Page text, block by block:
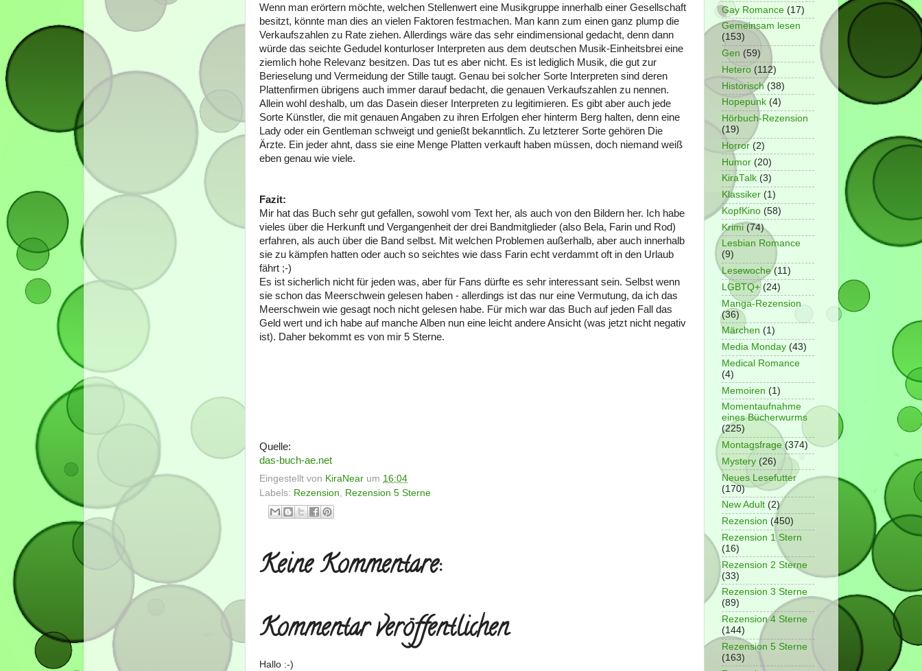
Wenn man erörtern möchte, welchen Stellenwert eine Musikgruppe innerhalb einer Gesellschaft
besitzt, könnte man dies an vielen Faktoren festmachen. Man kann zum einen ganz plump die
Verkaufszahlen zu Rate ziehen. Allerdings wäre das sehr eindimensional gedacht, denn dann
würde das seichte Gedudel konturloser Interpreten aus dem deutschen Musik-Einheitsbrei eine
ziemlich hohe Relevanz besitzen. Das tut es aber nicht. Es ist lediglich Musik, die gut zur
Berieselung und Vermeidung der Stille taugt. Genau bei solcher Sorte Interpreten sind deren
Plattenfirmen übrigens auch immer darauf bedacht, die genauen Verkaufszahlen zu nennen.
Allein wohl deshalb, um das Dasein dieser Interpreten zu legitimieren. Es gibt aber auch jede
Sorte Künstler, die mit genauen Angaben zu ihren Erfolgen eher hinterm Berg halten, denn eine
Lady oder ein Gentleman schweigt und genießt bekanntlich. Zu letzterer Sorte gehören Die
Ärzte. Ein jeder ahnt, dass sie eine Menge Platten verkauft haben müssen, doch niemand weiß
eben genau wie viele.
Fazit:
Mir hat das Buch sehr gut gefallen, sowohl vom Text her, als auch von den Bildern her. Ich habe
vieles über die Herkunft und Vergangenheit der drei Bandmitglieder (also Bela, Farin und Rod)
erfahren, als auch über die Band selbst. Mit welchen Problemen außerhalb, aber auch innerhalb
sie zu kämpfen hatten oder auch so seichtes wie dass Farin echt verdammt oft in den Urlaub
fährt ;-)
Es ist sicherlich nicht für jeden was, aber für Fans dürfte es sehr interessant sein. Selbst wenn
sie schon das Meerschwein gelesen haben - allerdings ist das nur eine Vermutung, da ich das
Meerschwein wie gesagt noch nicht gelesen habe. Für mich war das Buch auf jeden Fall das
Geld wert und ich habe auf manche Alben nun eine leicht andere Ansicht (was jetzt nicht negativ
ist). Daher bekommt es von mir 5 Sterne.
Quelle:
das-buch-ae.net
Eingestellt von KiraNear um 16:04
Labels: Rezension, Rezension 5 Sterne
Keine Kommentare:
Kommentar veröffentlichen
Hallo :-)
Gay Romance (17)
Gemeinsam lesen
(153)
Gen (59)
Hetero (112)
Historisch (38)
Hopepunk (4)
Hörbuch-Rezension
(19)
Horror (2)
Humor (20)
KiraTalk (3)
Klassiker (1)
KopfKino (58)
Krimi (74)
Lesbian Romance
(9)
Lesewoche (11)
LGBTQ+ (24)
Manga-Rezension
(36)
Märchen (1)
Media Monday (43)
Medical Romance
(4)
Memoiren (1)
Momentaufnahme
eines Bücherwurms
(225)
Montagsfrage (374)
Mystery (26)
Neues Lesefutter
(170)
New Adult (2)
Rezension (450)
Rezension 1 Stern
(16)
Rezension 2 Sterne
(33)
Rezension 3 Sterne
(89)
Rezension 4 Sterne
(144)
Rezension 5 Sterne
(163)